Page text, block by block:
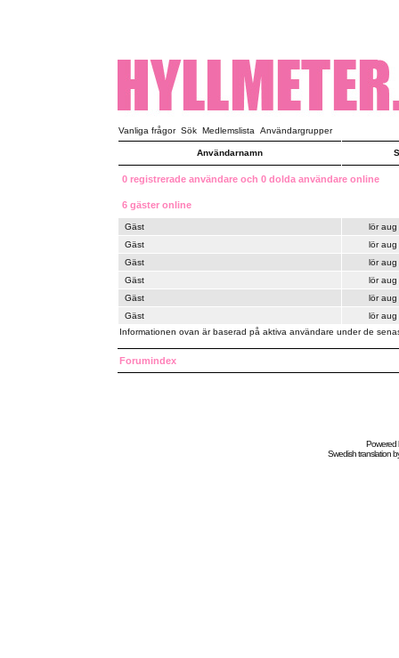
Vanliga frågor Sök Medlemslista Användargrupper
Användarnamn
0 registrerade användare och 0 dolda användare online
6 gäster online
Gäst
lör
Gäst
lör
Gäst
lör
Gäst
lör
Gäst
lör
Gäst
lör
Informationen ovan är baserad på aktiva användare under de
Forumindex
Powered
Swedishtranslation